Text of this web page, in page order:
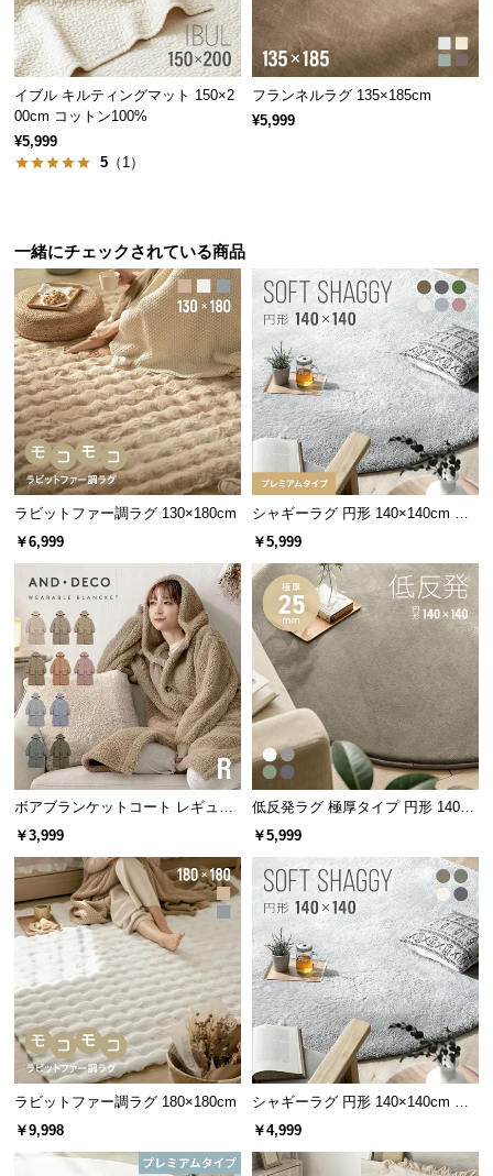
返
品・
キ
ャ
ン
セ
ル
い
て
保
証
に
つ
い
て
会
員
規
に
つ
い
て
様
サ
ポ
ー
ト
知
ら
イブル キルティングマット 150×2
00cm コットン100%
¥5,999
5 （1）
フランネルラグ 135×185cm
¥5,999
一緒にチェックされている商品
ラビットファー調ラグ 130×180cm
￥6,999
シャギーラグ 円形 140×140cm 洗
える 防音 防ダニ 抗菌防臭 滑り止
￥5,999
ボアブランケットコート レギュラ
ー
￥3,999
低反発ラグ 極厚タイプ 円形 140×1
40cm
￥5,999
ラビットファー調ラグ 180×180cm
￥9,998
シャギーラグ 円形 140×140cm 洗
える 防音 防ダニ 抗菌防臭 滑り止
￥4,999